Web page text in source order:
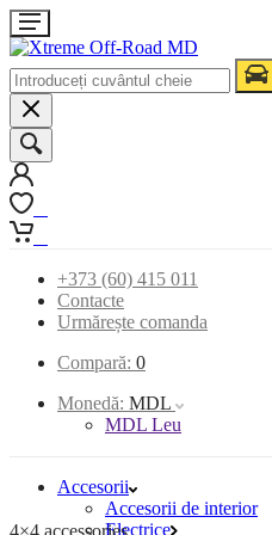
+373 (60) 415 011
Contacte
Urmărește comanda
Compară: 0
Monedă: MDL
MDL Leu
Accesorii
Accesorii de interior
Electrice
4×4 accessories